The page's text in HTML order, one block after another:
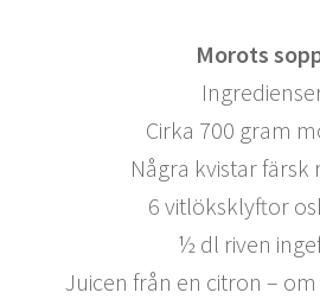
Morots
Cirka 700 gram
Några kvistar färsk
6 vitlöksklyftor
½ dl riven
Juicen från en citron –